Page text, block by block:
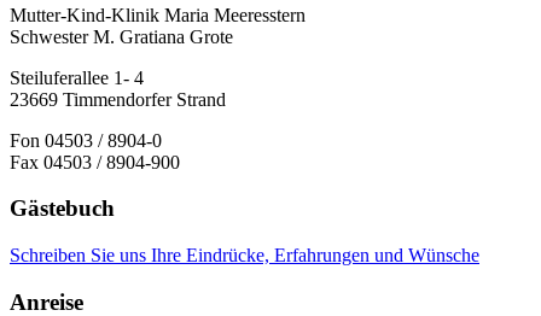
Mutter-Kind-Klinik Maria Meeresstern
Schwester M. Gratiana Grote
Steiluferallee 1- 4
23669 Timmendorfer Strand
Fon 04503 / 8904-0
Fax 04503 / 8904-900
Gästebuch
Schreiben Sie uns Ihre Eindrücke, Erfahrungen und Wünsche
Anreise